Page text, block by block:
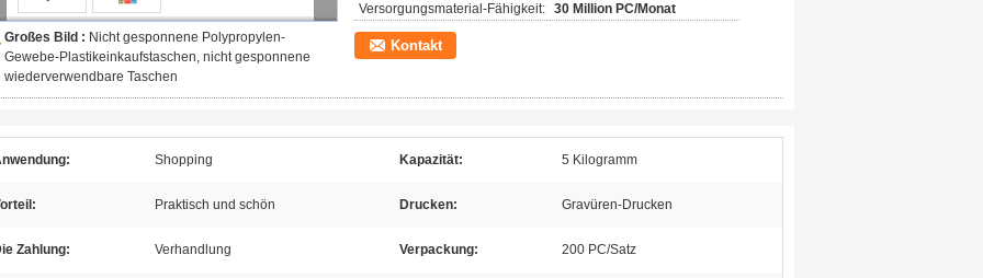
Großes Bild : Nicht gesponnene Polypropylen-
Gewebe-Plastikeinkaufstaschen, nicht gesponnene
wiederverwendbare Taschen
Versorgungsmaterial-Fähigkeit: 30 Million PC/Monat
Kontakt
Shopping Kapazität: 5 Kilogramm
Praktisch und schön Drucken: Gravüren-Drucken
Zahlung: Verhandlung Verpackung: 200 PC/Satz